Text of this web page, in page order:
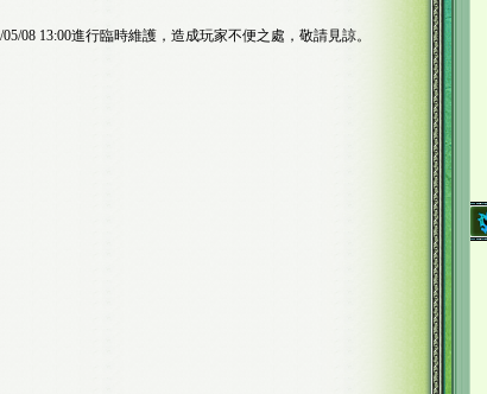
08 13:00進行臨時維護，造成玩家不便之處，敬請見諒。